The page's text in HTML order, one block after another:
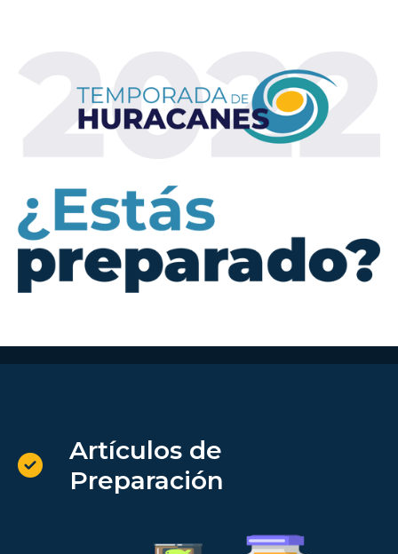

Artículos de
Preparación